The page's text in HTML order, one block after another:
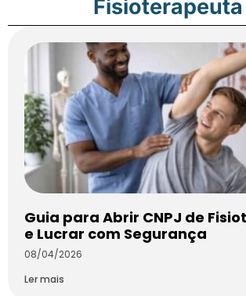
Fisioterapeuta
Guia para Abrir CNPJ de
e Lucrar com Segurança
08/04/2026
Ler mais